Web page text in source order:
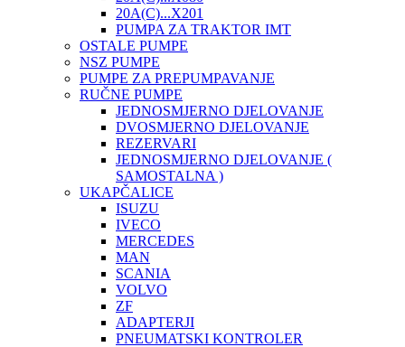
20A(C)...X201
PUMPA ZA TRAKTOR IMT
OSTALE PUMPE
NSZ PUMPE
PUMPE ZA PREPUMPAVANJE
RUČNE PUMPE
JEDNOSMJERNO DJELOVANJE
DVOSMJERNO DJELOVANJE
REZERVARI
JEDNOSMJERNO DJELOVANJE (
SAMOSTALNA )
UKAPČALICE
ISUZU
IVECO
MERCEDES
MAN
SCANIA
VOLVO
ZF
ADAPTERJI
PNEUMATSKI KONTROLER